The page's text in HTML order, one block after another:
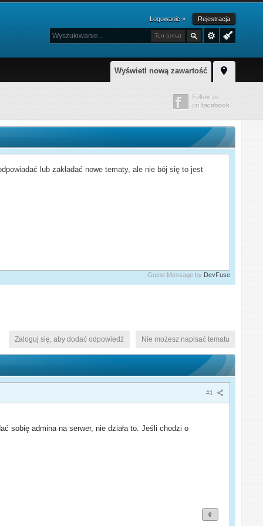
Logowanie » Rejestracja
Ten temat
Wyświetl nową zawartość
lub zakładać nowe tematy, ale nie bój się to jest
Guest Message by DevFuse
Nie możesz napisać tematu
Zaloguj się, aby dodać odpowiedź
#1
sobię admina na serwer, nie działa to. Jeśli chodzi o
0